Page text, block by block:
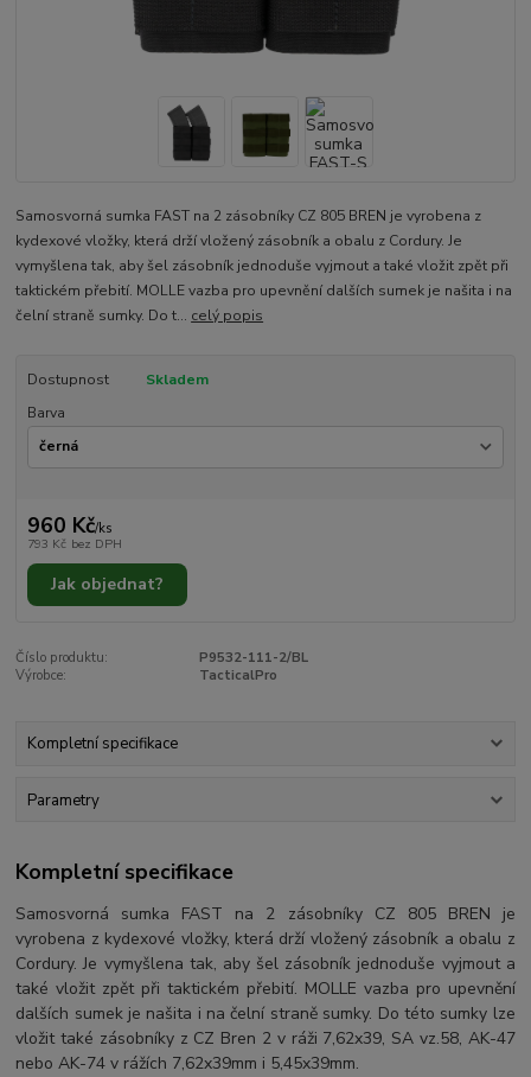
Samosvorná sumka FAST na 2 zásobníky CZ 805 BREN je vyrobena z
kydexové vložky, která drží vložený zásobník a obalu z Cordury. Je
vymyšlena tak, aby šel zásobník jednoduše vyjmout a také vložit zpět při
taktickém přebití. MOLLE vazba pro upevnění dalších sumek je našita i na
čelní straně sumky. Do t... celý popis
Dostupnost
Skladem
Barva
960 Kč/ks
793 Kč bez DPH
Jak objednat?
Číslo produktu:
P9532-111-2/BL
Výrobce:
TacticalPro
Kompletní specifikace
Parametry
Kompletní specifikace
Samosvorná sumka FAST na 2 zásobníky CZ 805 BREN je
vyrobena z kydexové vložky, která drží vložený zásobník a obalu z
Cordury. Je vymyšlena tak, aby šel zásobník jednoduše vyjmout a
také vložit zpět při taktickém přebití. MOLLE vazba pro upevnění
dalších sumek je našita i na čelní straně sumky. Do této sumky lze
vložit také zásobníky z CZ Bren 2 v ráži 7,62x39, SA vz.58, AK-47
nebo AK-74 v rážích 7,62x39mm i 5,45x39mm.